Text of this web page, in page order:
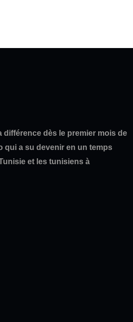
différence dès le premier mois de
qui a su devenir en un temps
et les tunisiens à